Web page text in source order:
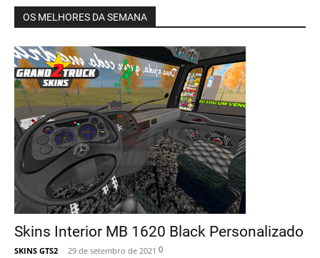
OS MELHORES DA SEMANA
Skins Interior MB 1620 Black Personalizado
SKINS GTS2 - 29 de setembro de 2021 0